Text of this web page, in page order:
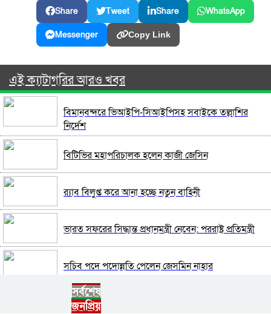
Share Tweet Share WhatsApp
Messenger Copy Link
এই ক্যাটাগরির আরও খবর
বিমানবন্দরে ভিআইপি-সিআইপিসহ সবাইকে তল্লাশির
নির্দেশ
বিটিভির মহাপরিচালক হলেন কাজী জেসিন
র‍্যাব বিলুপ্ত করে আনা হচ্ছে নতুন বাহিনী
ভারত সফরের সিদ্ধান্ত প্রধানমন্ত্রী নেবেন: পররাষ্ট্র প্রতিমন্ত্রী
সচিব পদে পদোন্নতি পেলেন জেসমিন নাহার
পুলিশের ৭ কর্মকর্তাকে বদলি
সর্বশেষ
জনপ্রিয়